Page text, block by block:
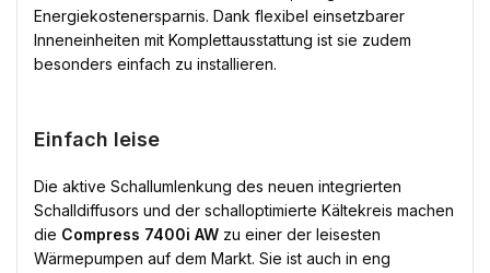
Energiekostenersparnis. Dank flexibel einsetzbarer
Inneneinheiten mit Komplettausstattung ist sie zudem
besonders einfach zu installieren.
Einfach leise
Die aktive Schallumlenkung des neuen integrierten
Schalldiffusors und der schalloptimierte Kältekreis machen
die Compress 7400i AW zu einer der leisesten
Wärmepumpen auf dem Markt. Sie ist auch in eng